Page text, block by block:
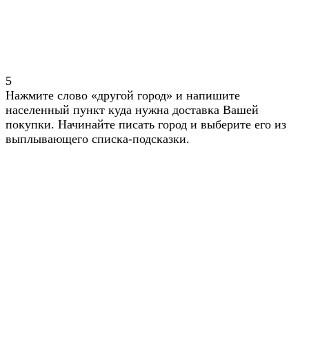
5
Нажмите слово «другой город» и напишите
населенный пункт куда нужна доставка Вашей
покупки. Начинайте писать город и выберите его из
выплывающего списка-подсказки.